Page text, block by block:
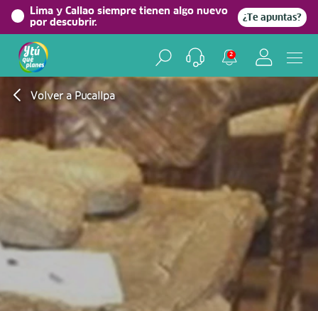
Lima y Callao siempre tienen algo nuevo
por descubrir.
¿Te apuntas?
2
Volver a Pucallpa